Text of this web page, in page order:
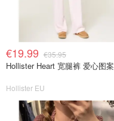
€19.99 €35.95
Hollister Heart 宽腿裤 爱心图案
Hollister EU